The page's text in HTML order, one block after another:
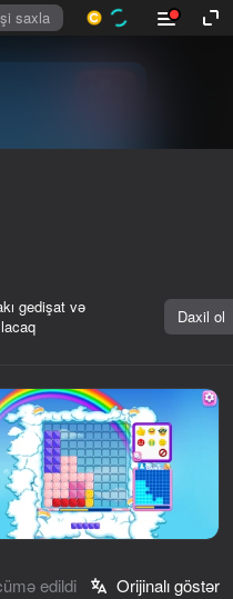
saxla
gedişat və
Daxil ol
edildi
Orijinalı göstər